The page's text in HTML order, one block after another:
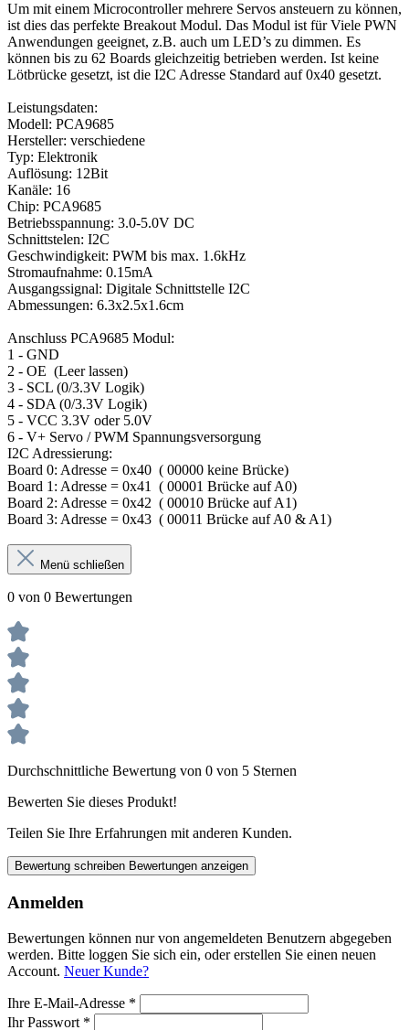
Um mit einem Microcontroller mehrere Servos ansteuern zu können,
ist dies das perfekte Breakout Modul. Das Modul ist für Viele PWN
Anwendungen geeignet, z.B. auch um LED’s zu dimmen. Es
können bis zu 62 Boards gleichzeitig betrieben werden. Ist keine
Lötbrücke gesetzt, ist die I2C Adresse Standard auf 0x40 gesetzt.
Leistungsdaten:
Modell: PCA9685
Hersteller: verschiedene
Typ: Elektronik
Auflösung: 12Bit
Kanäle: 16
Chip: PCA9685
Betriebsspannung: 3.0-5.0V DC
Schnittstelen: I2C
Geschwindigkeit: PWM bis max. 1.6kHz
Stromaufnahme: 0.15mA
Ausgangssignal: Digitale Schnittstelle I2C
Abmessungen: 6.3x2.5x1.6cm
Anschluss PCA9685 Modul:
1 - GND
2 - OE (Leer lassen)
3 - SCL (0/3.3V Logik)
4 - SDA (0/3.3V Logik)
5 - VCC 3.3V oder 5.0V
6 - V+ Servo / PWM Spannungsversorgung
I2C Adressierung:
Board 0: Adresse = 0x40 ( 00000 keine Brücke)
Board 1: Adresse = 0x41 ( 00001 Brücke auf A0)
Board 2: Adresse = 0x42 ( 00010 Brücke auf A1)
Board 3: Adresse = 0x43 ( 00011 Brücke auf A0 & A1)
Menü schließen
0 von 0 Bewertungen
Durchschnittliche Bewertung von 0 von 5 Sternen
Bewerten Sie dieses Produkt!
Teilen Sie Ihre Erfahrungen mit anderen Kunden.
Bewertung schreiben Bewertungen anzeigen
Anmelden
Bewertungen können nur von angemeldeten Benutzern abgegeben
werden. Bitte loggen Sie sich ein, oder erstellen Sie einen neuen
Account. Neuer Kunde?
Ihre E-Mail-Adresse *
Ihr Passwort *